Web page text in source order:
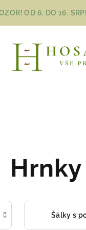
OD 6. DO 16.
Šálky s